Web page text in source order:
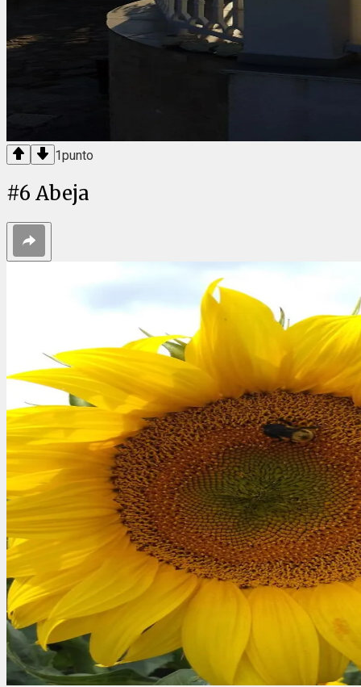
1punto
#6 Abeja